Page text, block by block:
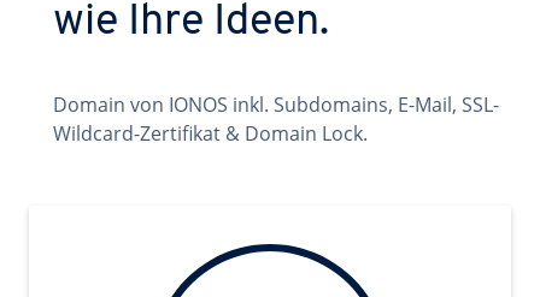
wie Ihre Ideen.
Domain von IONOS inkl. Subdomains, E-Mail, SSL-
Wildcard-Zertifikat & Domain Lock.